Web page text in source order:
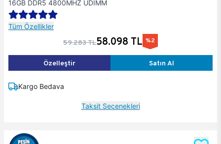
16GB DDR5 4800MHZ UDIMM
Tüm Özellikler
59.283 TL58.098 TL %2
Özelleştir Satın Al
Kargo Bedava
Taksit Seçenekleri